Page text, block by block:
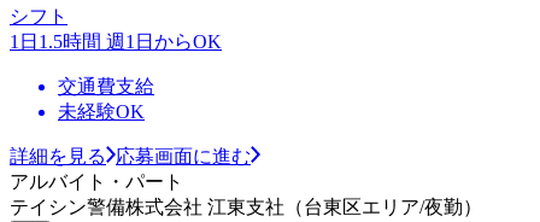
シフト
1日1.5時間 週1日からOK
交通費支給
未経験OK
詳細を見る
応募画面に進む
アルバイト・パート
テイシン警備株式会社 江東支社（台東区エリア/夜勤）